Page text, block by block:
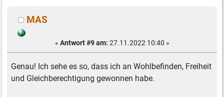
MAS
« Antwort #9 am: 27.11.2022 10:40 »
Genau! Ich sehe es so, dass ich an Wohlbefinden, Freiheit
und Gleichberechtigung gewonnen habe.